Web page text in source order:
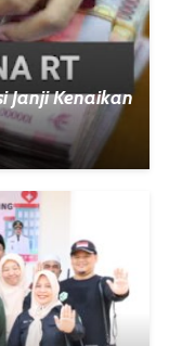
Janji Kenaikan